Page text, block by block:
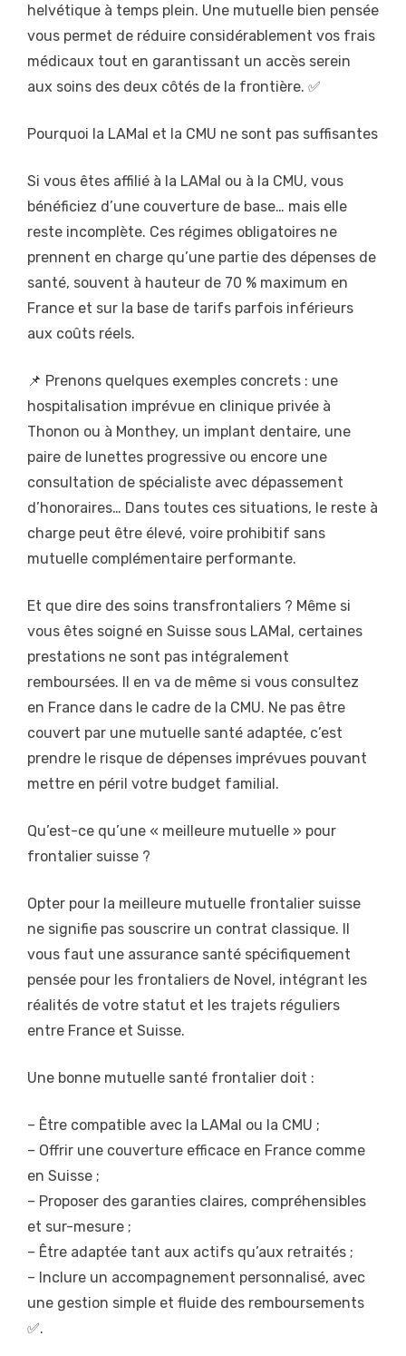
helvétique à temps plein. Une mutuelle bien pensée
vous permet de réduire considérablement vos frais
médicaux tout en garantissant un accès serein
aux soins des deux côtés de la frontière. ✅
Pourquoi la LAMal et la CMU ne sont pas suffisantes
Si vous êtes affilié à la LAMal ou à la CMU, vous
bénéficiez d’une couverture de base… mais elle
reste incomplète. Ces régimes obligatoires ne
prennent en charge qu’une partie des dépenses de
santé, souvent à hauteur de 70 % maximum en
France et sur la base de tarifs parfois inférieurs
aux coûts réels.
📌 Prenons quelques exemples concrets : une
hospitalisation imprévue en clinique privée à
Thonon ou à Monthey, un implant dentaire, une
paire de lunettes progressive ou encore une
consultation de spécialiste avec dépassement
d’honoraires… Dans toutes ces situations, le reste à
charge peut être élevé, voire prohibitif sans
mutuelle complémentaire performante.
Et que dire des soins transfrontaliers ? Même si
vous êtes soigné en Suisse sous LAMal, certaines
prestations ne sont pas intégralement
remboursées. Il en va de même si vous consultez
en France dans le cadre de la CMU. Ne pas être
couvert par une mutuelle santé adaptée, c’est
prendre le risque de dépenses imprévues pouvant
mettre en péril votre budget familial.
Qu’est-ce qu’une « meilleure mutuelle » pour
frontalier suisse ?
Opter pour la meilleure mutuelle frontalier suisse
ne signifie pas souscrire un contrat classique. Il
vous faut une assurance santé spécifiquement
pensée pour les frontaliers de Novel, intégrant les
réalités de votre statut et les trajets réguliers
entre France et Suisse.
Une bonne mutuelle santé frontalier doit :
– Être compatible avec la LAMal ou la CMU ;
– Offrir une couverture efficace en France comme
en Suisse ;
– Proposer des garanties claires, compréhensibles
et sur-mesure ;
– Être adaptée tant aux actifs qu’aux retraités ;
– Inclure un accompagnement personnalisé, avec
une gestion simple et fluide des remboursements
✅.